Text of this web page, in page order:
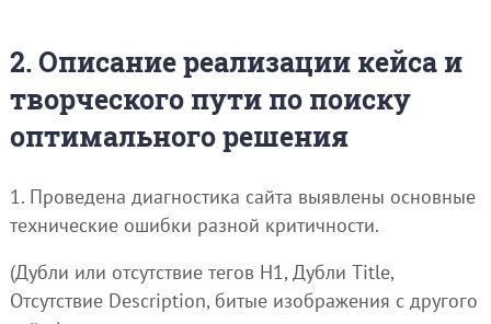
2. Описание реализации кейса и
творческого пути по поиску
оптимального решения
1. Проведена диагностика сайта выявлены основные
технические ошибки разной критичности.
(Дубли или отсутствие тегов H1, Дубли Title,
Отсутствие Description, битые изображения с другого